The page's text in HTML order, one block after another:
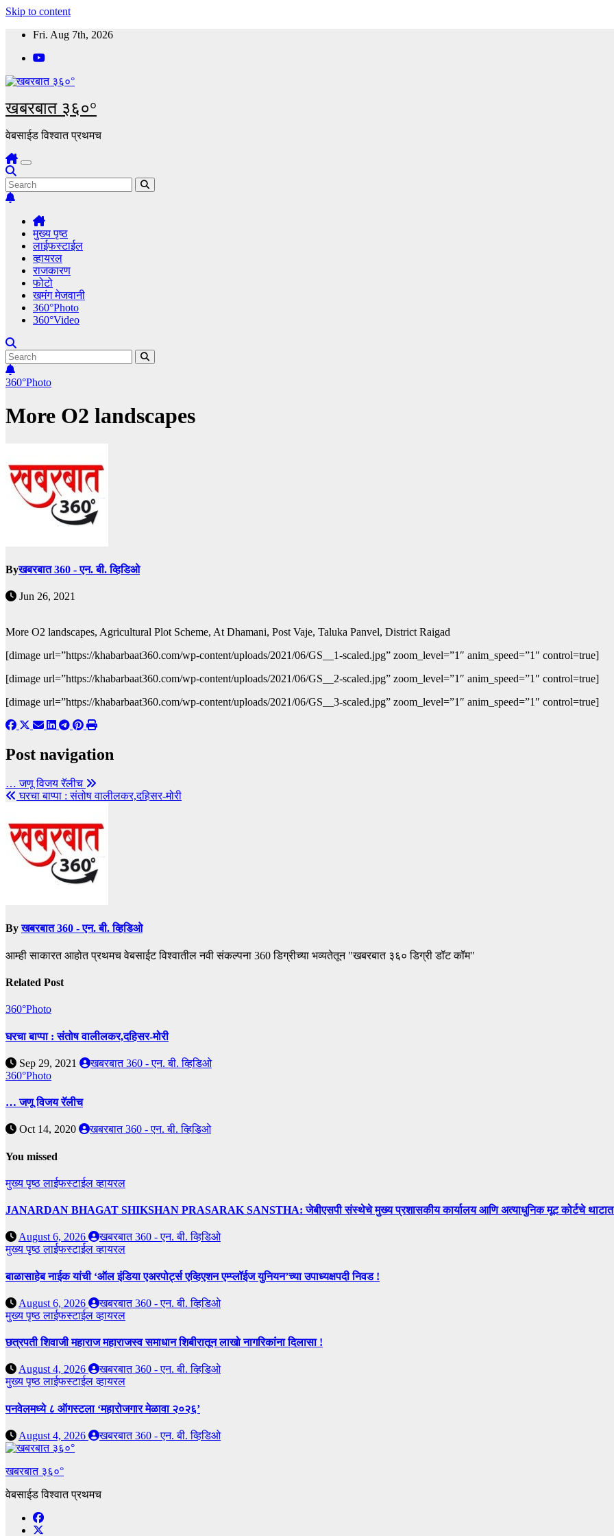
Skip to content
Fri. Aug 7th, 2026
खबरबात ३६०°
वेबसाईड विश्वात प्रथमच
मुख्य पृष्ठ
लाईफस्टाईल
व्हायरल
राजकारण
फोटो
खमंग मेजवानी
360°Photo
360°Video
360°Photo
More O2 landscapes
Byखबरबात 360 - एन. बी. व्हिडिओ
Jun 26, 2021
More O2 landscapes, Agricultural Plot Scheme, At Dhamani, Post Vaje, Taluka Panvel, District Raigad
[dimage url=”https://khabarbaat360.com/wp-content/uploads/2021/06/GS__1-scaled.jpg” zoom_level=”1″ anim_speed=”1″ control=true]
[dimage url=”https://khabarbaat360.com/wp-content/uploads/2021/06/GS__2-scaled.jpg” zoom_level=”1″ anim_speed=”1″ control=true]
[dimage url=”https://khabarbaat360.com/wp-content/uploads/2021/06/GS__3-scaled.jpg” zoom_level=”1″ anim_speed=”1″ control=true]
Post navigation
… जणू विजय रॅलीच
घरचा बाप्पा : संतोष वालीलकर,दहिसर-मोरी
Byखबरबात 360 - एन. बी. व्हिडिओ
आम्ही साकारत आहोत प्रथमच वेबसाईट विश्वातील नवी संकल्पना 360 डिग्रीच्या भव्यतेतून "खबरबात ३६० डिग्री डॉट कॉम"
Related Post
360°Photo
घरचा बाप्पा : संतोष वालीलकर,दहिसर-मोरी
Sep 29, 2021
खबरबात 360 - एन. बी. व्हिडिओ
360°Photo
… जणू विजय रॅलीच
Oct 14, 2020 खबरबात 360 - एन. बी. व्हिडिओ
You missed
मुख्य पृष्ठलाईफस्टाईलव्हायरल
JANARDAN BHAGAT SHIKSHAN PRASARAK SANSTHA: जेबीएसपी संस्थेचे मुख्य प्रशासकीय कार्यालय आणि अत्याधुनिक मूट कोर्टचे थाटात
August 6, 2026
खबरबात 360 - एन. बी. व्हिडिओ
मुख्य पृष्ठलाईफस्टाईलव्हायरल
बाळासाहेब नाईक यांची ‘ऑल इंडिया एअरपोर्ट्स एव्हिएशन एम्प्लॉईज युनियन’च्या उपाध्यक्षपदी निवड !
August 6, 2026
खबरबात 360 - एन. बी. व्हिडिओ
मुख्य पृष्ठलाईफस्टाईलव्हायरल
छत्रपती शिवाजी महाराज महाराजस्व समाधान शिबीरातून लाखो नागरिकांना दिलासा !
August 4, 2026
खबरबात 360 - एन. बी. व्हिडिओ
मुख्य पृष्ठलाईफस्टाईलव्हायरल
पनवेलमध्ये ८ ऑगस्टला ‘महारोजगार मेळावा २०२६’
August 4, 2026 खबरबात 360 - एन. बी. व्हिडिओ
खबरबात ३६०°
वेबसाईड विश्वात प्रथमच